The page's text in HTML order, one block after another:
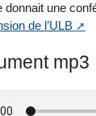
donnait une
de l’ULB
mp3